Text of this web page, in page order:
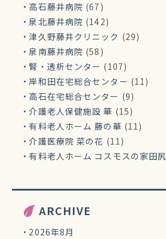
高石藤井病院 (67)
泉北藤井病院 (142)
津久野藤井クリニック (29)
泉南藤井病院 (58)
腎・透析センター (107)
岸和田在宅総合センター (11)
高石在宅総合センター (9)
介護老人保健施設 華 (15)
有料老人ホーム 藤の華 (11)
介護医療院 菜の花 (11)
有料老人ホーム コスモスの家田尻
ARCHIVE
2026年8月